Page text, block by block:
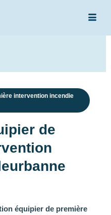
intervention incendie
de
équipier de première